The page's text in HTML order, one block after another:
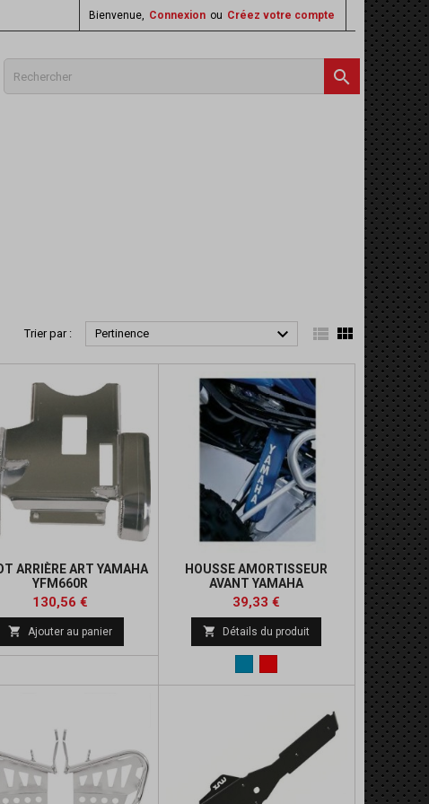
Bienvenue, Connexion ou Créez votre compte

Trier par : Pertinence   
ARRIÈRE ART YAMAHA
YFM660R
Prix
130,56 €Prix
de
base
 Ajouter au panier
HOUSSE AMORTISSEUR
AVANT YAMAHA
Prix
39,33 €
base
 Détails du produit